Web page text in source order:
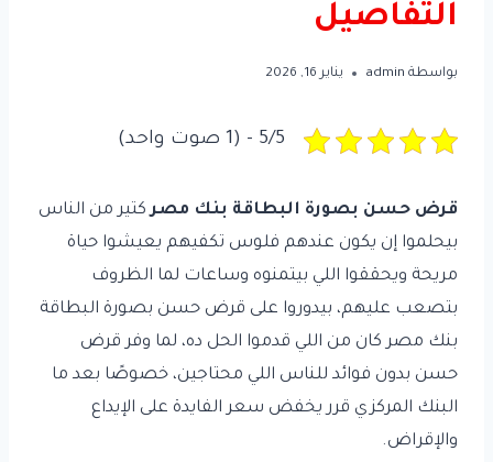
التفاصيل
بواسطة admin يناير 16, 2026
5/5 - (1 صوت واحد)
قرض حسن بصورة البطاقة بنك مصركتير من الناس
بيحلموا إن يكون عندهم فلوس تكفيهم يعيشوا حياة
مريحة ويحققوا اللي بيتمنوه وساعات لما الظروف
بتصعب عليهم، بيدوروا على قرض حسن بصورة البطاقة
بنك مصر كان من اللي قدموا الحل ده، لما وفر قرض
حسن بدون فوائد للناس اللي محتاجين، خصوصًا بعد ما
البنك المركزي قرر يخفض سعر الفايدة على الإيداع
والإقراض.